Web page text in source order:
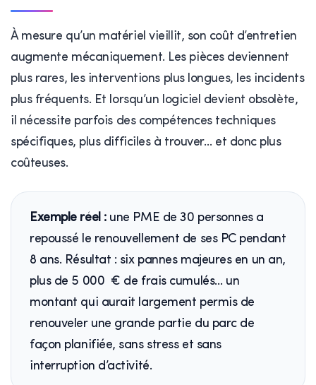
À mesure qu’un matériel vieillit, son coût d’entretien
augmente mécaniquement. Les pièces deviennent
plus rares, les interventions plus longues, les incidents
plus fréquents. Et lorsqu’un logiciel devient obsolète,
il nécessite parfois des compétences techniques
spécifiques, plus difficiles à trouver… et donc plus
coûteuses.
Exemple réel :une PME de 30 personnes a
repoussé le renouvellement de ses PC pendant
8 ans. Résultat : six pannes majeures en un an,
plus de 5 000 € de frais cumulés… un
montant qui aurait largement permis de
renouveler une grande partie du parc de
façon planifiée, sans stress et sans
interruption d’activité.